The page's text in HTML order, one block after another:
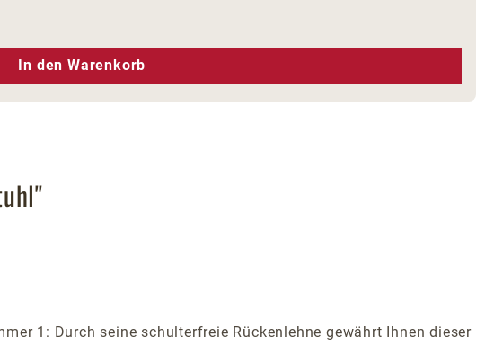
um die Anzahl zu erhöhen oder zu
In den Warenkorb
1: Durch seine schulterfreie Rückenlehne gewährt Ihnen dieser